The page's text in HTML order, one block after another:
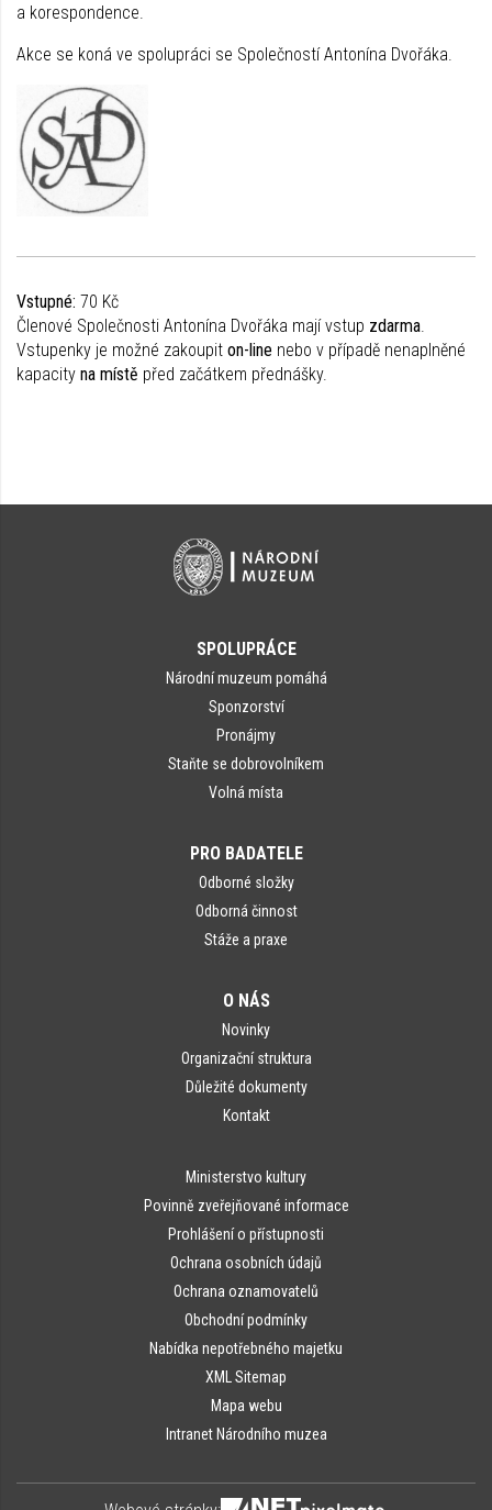
a korespondence.
Akce se koná ve spolupráci se Společností Antonína Dvořáka.
Vstupné: 70 Kč
Členové Společnosti Antonína Dvořáka mají vstup zdarma.
Vstupenky je možné zakoupit on-line nebo v případě nenaplněné
kapacity na místě před začátkem přednášky.
SPOLUPRÁCE
Národní muzeum pomáhá
Sponzorství
Pronájmy
Staňte se dobrovolníkem
Volná místa
PRO BADATELE
Odborné složky
Odborná činnost
Stáže a praxe
O NÁS
Novinky
Organizační struktura
Důležité dokumenty
Kontakt
Ministerstvo kultury
Povinně zveřejňované informace
Prohlášení o přístupnosti
Ochrana osobních údajů
Ochrana oznamovatelů
Obchodní podmínky
Nabídka nepotřebného majetku
XML Sitemap
Mapa webu
Intranet Národního muzea